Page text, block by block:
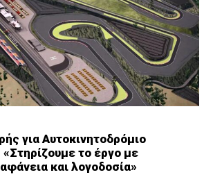
για Αυτοκινητοδρόμιο
το έργο με
και λογοδοσία»